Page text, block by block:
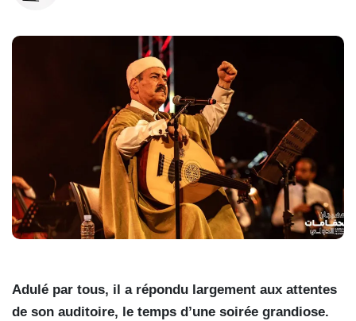
Adulé par tous, il a répondu largement aux attentes
de son auditoire, le temps d’une soirée grandiose.